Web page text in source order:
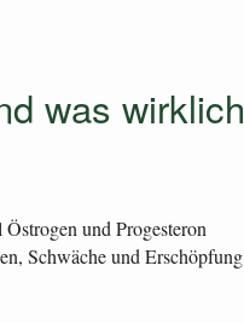
was wirklich
und Progesteron
Schwäche und Erschöpfung